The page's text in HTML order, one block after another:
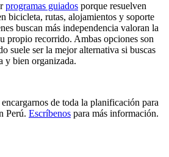
programas guiados porque resuelven
bicicleta, rutas, alojamientos y soporte
buscan más independencia valoran la
propio recorrido. Ambas opciones son
suele ser la mejor alternativa si buscas
y bien organizada.
de toda la planificación para
Perú. Escríbenos para más información.